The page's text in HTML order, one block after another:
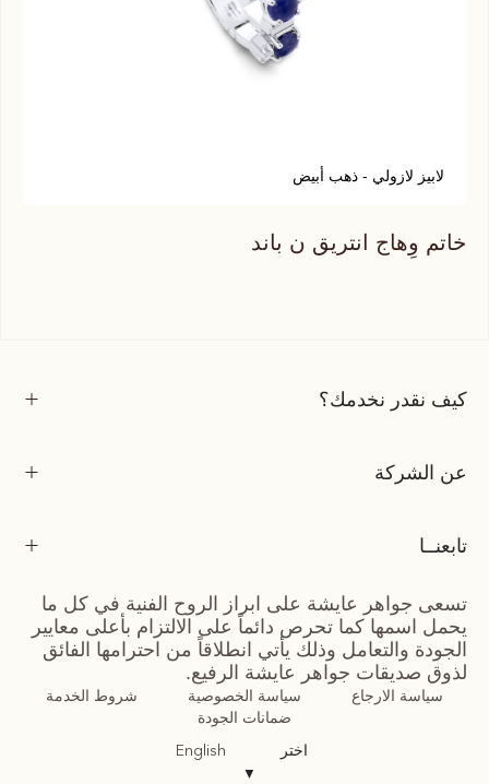
لابيز لازولي - ذهب أبيض
خاتم وِهاج انتريق ن باند
كيف نقدر نخدمك؟
عن الشركة
تابعنــا
تسعى جواهر عايشة على ابراز الروح الفنية في كل ما
يحمل اسمها كما تحرص دائماً على الالتزام بأعلى معايير
الجودة والتعامل وذلك يأتي انطلاقاً من احترامها الفائق
لذوق صديقات جواهر عايشة الرفيع.
سياسة الارجاع سياسة الخصوصية
شروط الخدمة
ضمانات الجودة
اختر
▼
English